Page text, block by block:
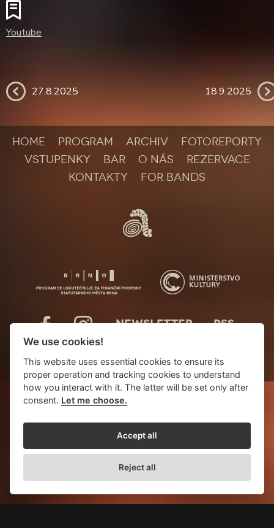
Youtube
27.8.2025 18.9.2025
HOME PROGRAM ARCHIV
FOTOREPORTY
VSTUPENKY
BAR O NÁS
REZERVACE
KONTAKTY
FOR BANDS
NEWSLETTER RSS
We use cookies!
This website uses essential cookies to ensure its
proper operation and tracking cookies to understand
how you interact with it. The latter will be set only after
consent. Let me choose.
Accept all
Reject all